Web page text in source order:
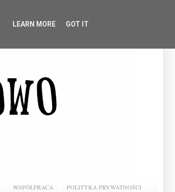
WSPÓŁPRACA POLITYKA PRYWATNOŚCI
LEARN MORE GOT IT